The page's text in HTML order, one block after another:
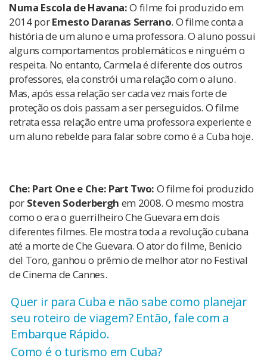
Numa Escola de Havana:O filme foi produzido em
2014 porErnesto Daranas Serrano. O filme conta a
história de um aluno e uma professora. O aluno possui
alguns comportamentos problemáticos e ninguém o
respeita. No entanto, Carmela é diferente dos outros
professores, ela constrói uma relação com o aluno.
Mas, após essa relação ser cada vez mais forte de
proteção os dois passam a ser perseguidos. O filme
retrata essa relação entre uma professora experiente e
um aluno rebelde para falar sobre como é a Cuba hoje.
Che: Part One e Che: Part Two: O filme foi produzido
por Steven Soderbergh em 2008. O mesmo mostra
como o era o guerrilheiro Che Guevara em dois
diferentes filmes. Ele mostra toda a revolução cubana
até a morte de Che Guevara. O ator do filme, Benicio
del Toro, ganhou o prêmio de melhor ator no Festival
de Cinema de Cannes.
Quer ir para Cuba e não sabe como planejar
seu roteiro de viagem? Então, fale com a
Embarque Rápido.
Como é o turismo em Cuba?